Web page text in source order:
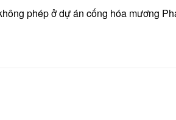
phép ở dự án cống hóa mương